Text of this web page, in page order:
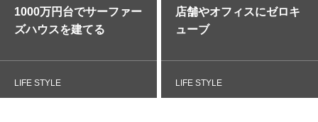
1000万円台でサーファー
ズハウスを建てる
LIFE STYLE
店舗やオフィスにゼロキ
ューブ
LIFE STYLE